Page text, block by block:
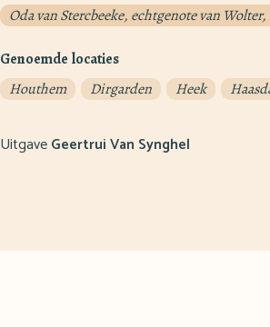
Oda van Stercbeeke, echtgenote van
Genoemde locaties
Houthem
Dirgarden Heek
UitgaveGeertrui Van Synghel